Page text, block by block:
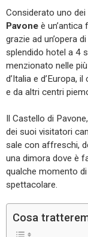
Considerato uno dei
Pavone è
grazie ad un’opera
splendido hotel a 4
menzionato nelle
d’Italia e d’Europa,
e da altri centri
Il Castello di
dei suoi visitatori
sale con affreschi,
una dimora dove è
qualche momento
spettacolare.
Cosa